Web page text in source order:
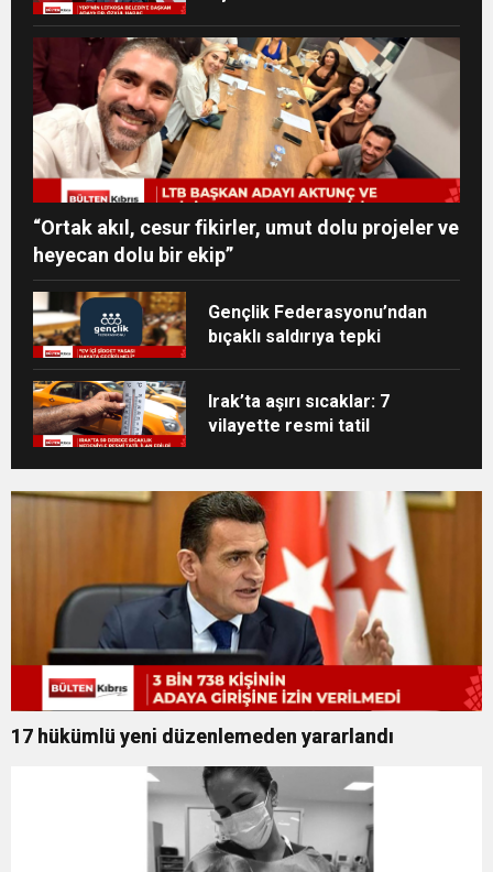
“Ortak akıl, cesur fikirler, umut dolu projeler ve
heyecan dolu bir ekip”
Gençlik Federasyonu’ndan
bıçaklı saldırıya tepki
Irak’ta aşırı sıcaklar: 7
vilayette resmi tatil
17 hükümlü yeni düzenlemeden yararlandı